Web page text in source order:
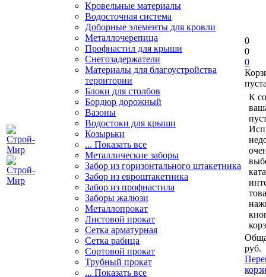
Кровельные материалы
Водосточная система
Доборные элементы для кровли
Металлочерепица
Профнастил для крыши
Снегозадержатели
Материалы для благоустройства
территории
Блоки для столбов
Бордюр дорожный
Вазоны
Водостоки для крыши
Козырьки
... Показать все
Металлические заборы
Забор из горизонтального штакетника
Забор из евроштакетника
Забор из профнастила
Заборы жалюзи
Металлопрокат
Листовой прокат
Сетка арматурная
Сетка рабица
Сортовой прокат
Трубный прокат
... Показать все
0
0
0
К
руб.